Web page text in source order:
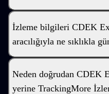
İzleme bilgileri CDEK
aracılığıyla ne sıklıkla
Neden doğrudan CDEK
yerine TrackingMore